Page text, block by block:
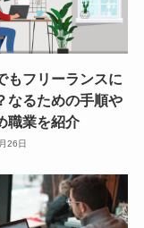
もフリーランスに
なるための手順や
職業を紹介
26日